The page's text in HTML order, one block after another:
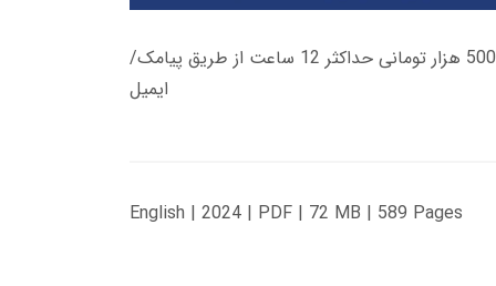
زمان تحویل کتاب های 600 هزار تومانی دانلود فوری از حساب کاربری می باشد، و زمان تحویل لینک دانلود کتاب های 500 هزار تومانی حداکثر 12 ساعت از طریق پیامک/
ایمیل
English | 2024 | PDF | 72 MB | 589 Pages